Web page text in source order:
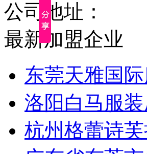
公司地址：
最新加盟企业
东莞天雅国
洛阳白马服
杭州格蕾诗